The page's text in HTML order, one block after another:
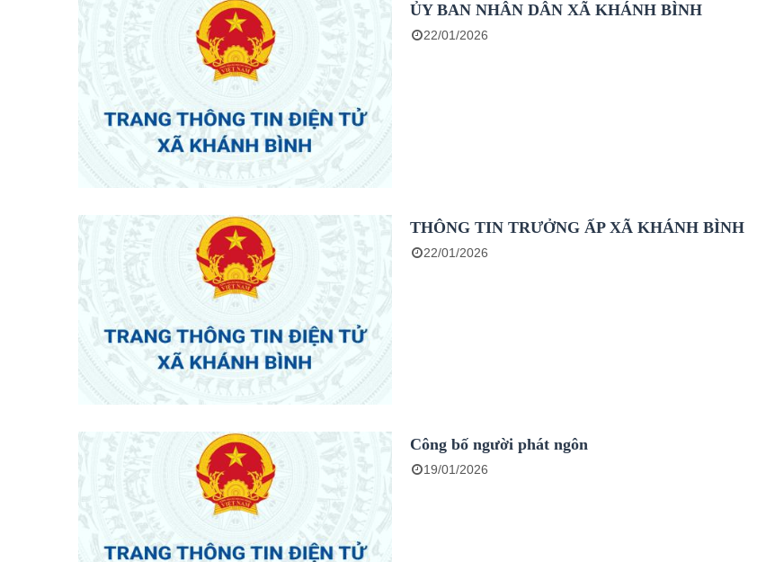
ỦY BAN NHÂN DÂN XÃ KHÁNH BÌNH
22/01/2026
THÔNG TIN TRƯỞNG ẤP XÃ KHÁNH BÌNH
22/01/2026
Công bố người phát ngôn
19/01/2026